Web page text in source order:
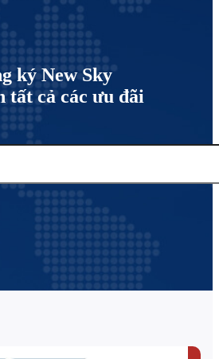
ký New Sky
tất cả các ưu đãi